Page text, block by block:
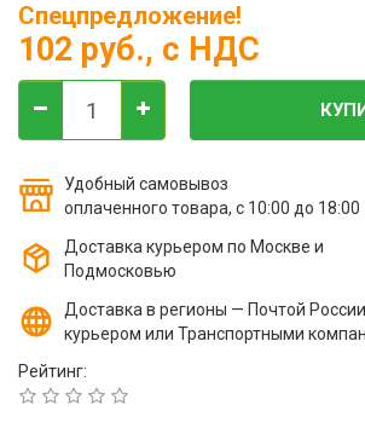
Спецпредложение!
102 руб., с НДС
Удобный самовывоз
оплаченного товара, с 10:00 до 18:00
Доставка курьером по Москве и
Подмосковью
Доставка в регионы — Почтой
курьером или Транспортными
Рейтинг: